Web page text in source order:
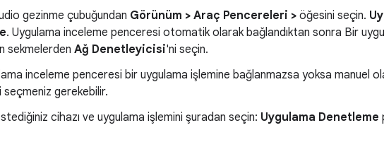
gezinme çubuğundan Görünüm > Araç Pencereleri > öğesini seçin.
. Uygulama inceleme penceresi otomatik olarak bağlandıktan sonra Bir
sekmelerden Ağ Denetleyicisi'ni seçin.
inceleme penceresi bir uygulama işlemine bağlanmazsa yoksa manuel
seçmeniz gerekebilir.
cihazı ve uygulama işlemini şuradan seçin: Uygulama Denetleme